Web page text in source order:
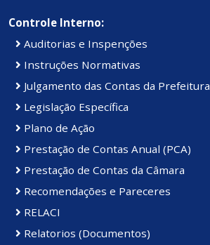
Controle Interno:
Auditorias e Inspenções
Instruções Normativas
Julgamento das Contas da Prefeitura
Legislação Específica
Plano de Ação
Prestação de Contas Anual (PCA)
Prestação de Contas da Câmara
Recomendações e Pareceres
RELACI
Relatorios (Documentos)